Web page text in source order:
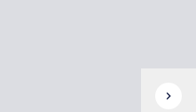
chevron_right